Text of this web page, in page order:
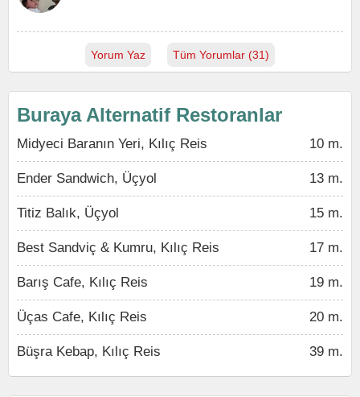
Yorum Yaz Tüm Yorumlar (31)
Buraya Alternatif Restoranlar
Midyeci Baranın Yeri, Kılıç Reis 10 m.
Ender Sandwich, Üçyol 13 m.
Titiz Balık, Üçyol 15 m.
Best Sandviç & Kumru, Kılıç Reis 17 m.
Barış Cafe, Kılıç Reis 19 m.
Üças Cafe, Kılıç Reis 20 m.
Büşra Kebap, Kılıç Reis 39 m.